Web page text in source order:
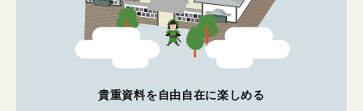
貴重資料を自由自在に楽しめる